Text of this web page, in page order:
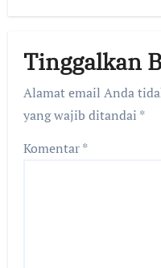
Tinggalkan
Alamat email Anda
yang wajib ditandai *
Komentar*